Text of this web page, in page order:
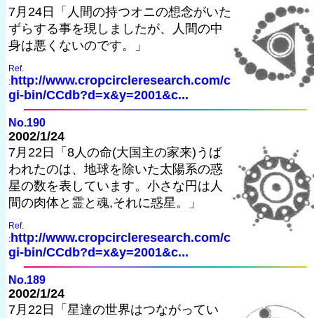
7月24日「人間の持つオニの想念がいた
ずらする事を現しましたが、人間の中
身は悪くないのです。」
Ref.
: http://www.cropcircleresearch.com/c
gi-bin/CCdb?d=x&y=2001&c...
No.190
2002/1/24
7月22日「8人の命(大国主の家来)うば
われたのは、地球を除いた太陽系の惑
星の数を表しています。小さな円は人
間の肉体と霊と魂,それに惑星。」
Ref.
: http://www.cropcircleresearch.com/c
gi-bin/CCdb?d=x&y=2001&c...
No.189
2002/1/24
7月22日「星達の世界はつながってい